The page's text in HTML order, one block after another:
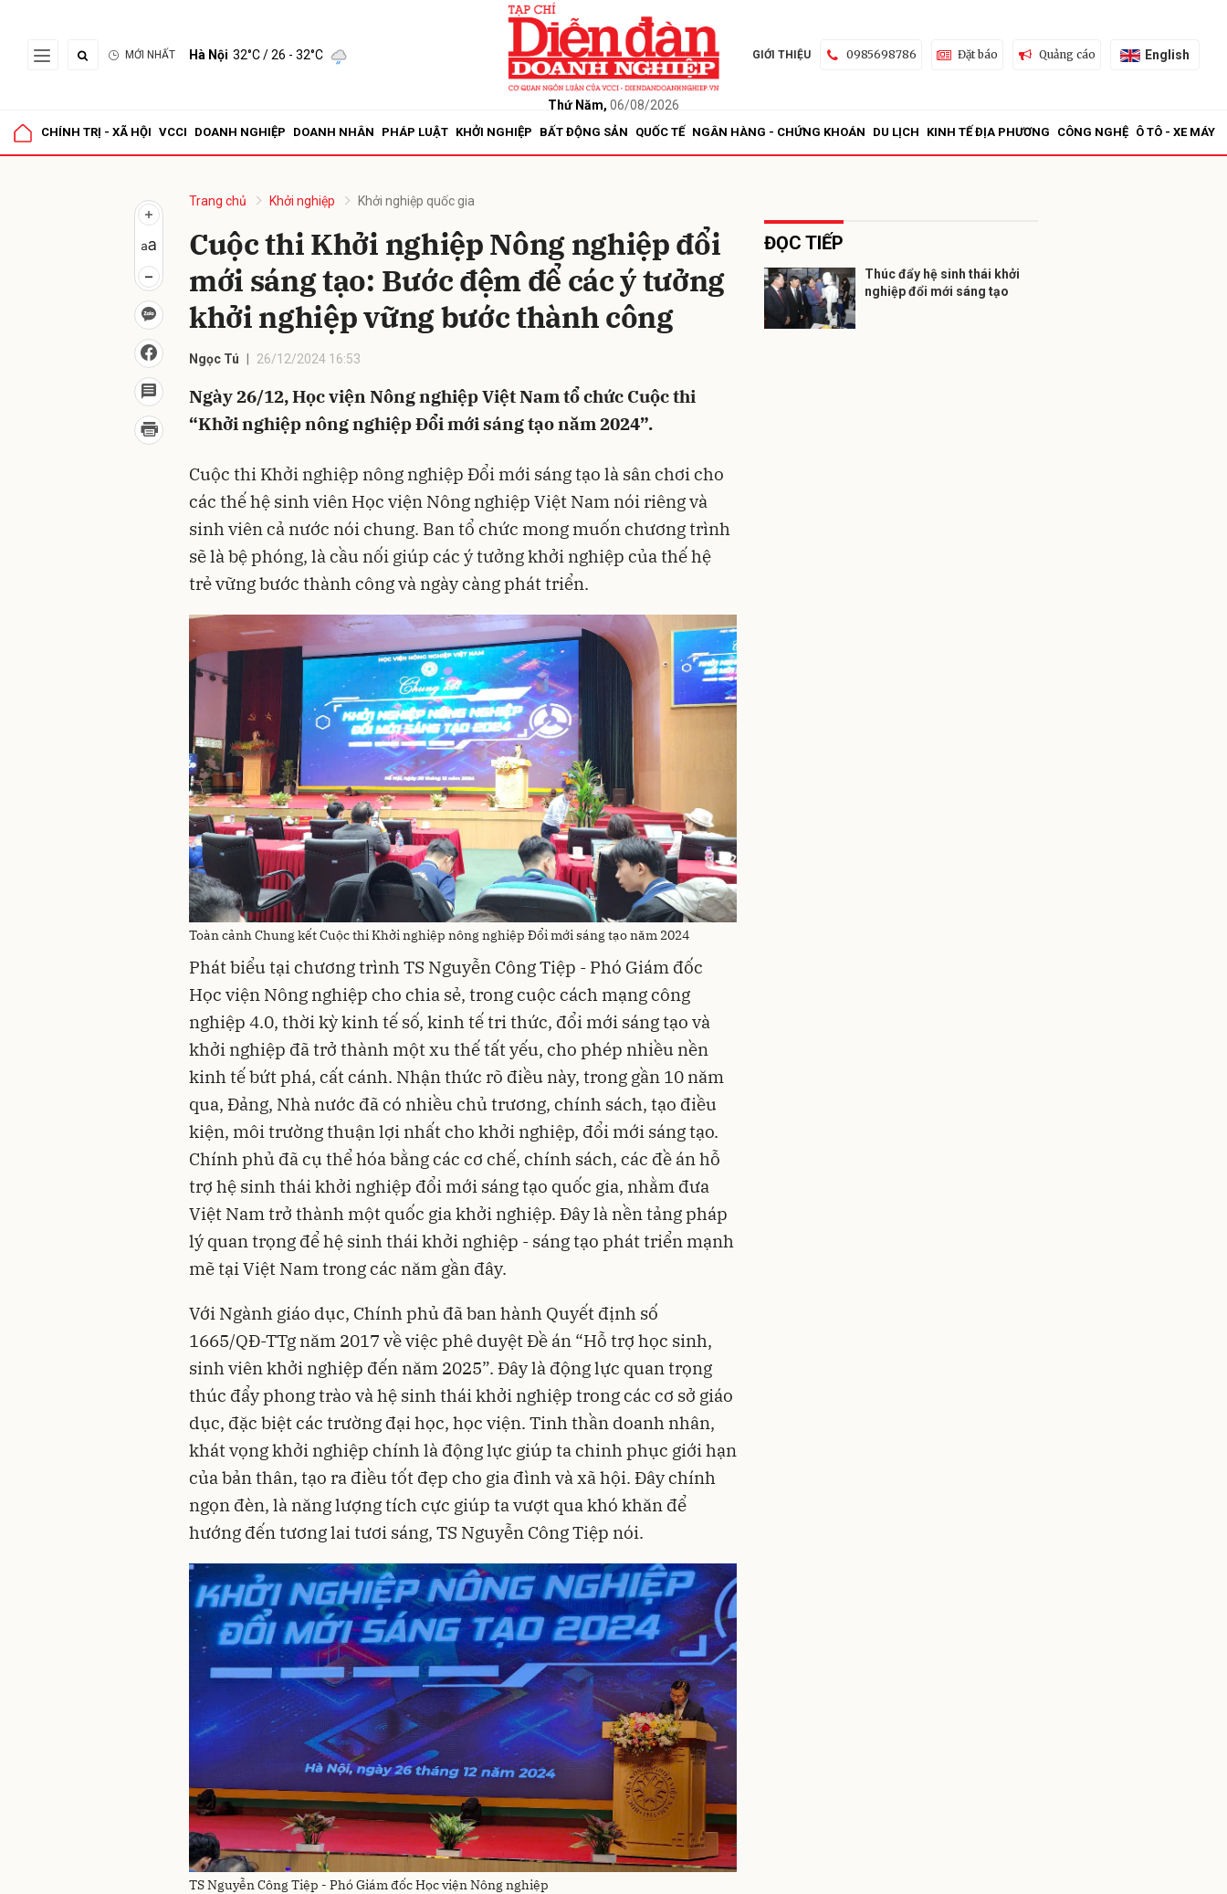
MỚI NHẤT Hà Nội 32°C/ 26 - 32°C
Thứ Năm, 06/08/2026
GIỚI THIỆU 0985698786 Đặt báo Quảng cáo English
CHÍNH TRỊ - XÃ HỘI VCCI DOANH NGHIỆP DOANH NHÂN PHÁP LUẬT KHỞI NGHIỆP BẤT ĐỘNG SẢN QUỐC TẾ NGÂN HÀNG - CHỨNG KHOÁN DU LỊCH KINH TẾ ĐỊA PHƯƠNG CÔNG NGHỆ Ô TÔ - XE MÁY
Trang chủ Khởi nghiệp Khởi nghiệp quốc gia
Cuộc thi Khởi nghiệp Nông nghiệp đổi
mới sáng tạo: Bước đệm để các ý tưởng
khởi nghiệp vững bước thành công
Ngọc Tú 26/12/2024 16:53
Ngày 26/12, Học viện Nông nghiệp Việt Nam tổ chức Cuộc thi
“Khởi nghiệp nông nghiệp Đổi mới sáng tạo năm 2024”.
Cuộc thi Khởi nghiệp nông nghiệp Đổi mới sáng tạo là sân chơi cho
các thế hệ sinh viên Học viện Nông nghiệp Việt Nam nói riêng và
sinh viên cả nước nói chung. Ban tổ chức mong muốn chương trình
sẽ là bệ phóng, là cầu nối giúp các ý tưởng khởi nghiệp của thế hệ
trẻ vững bước thành công và ngày càng phát triển.
Toàn cảnh Chung kết Cuộc thi Khởi nghiệp nông nghiệp Đổi mới sáng tạo năm 2024
Phát biểu tại chương trình TS Nguyễn Công Tiệp - Phó Giám đốc
Học viện Nông nghiệp cho chia sẻ, trong cuộc cách mạng công
nghiệp 4.0, thời kỳ kinh tế số, kinh tế tri thức, đổi mới sáng tạo và
khởi nghiệp đã trở thành một xu thế tất yếu, cho phép nhiều nền
kinh tế bứt phá, cất cánh. Nhận thức rõ điều này, trong gần 10 năm
qua, Đảng, Nhà nước đã có nhiều chủ trương, chính sách, tạo điều
kiện, môi trường thuận lợi nhất cho khởi nghiệp, đổi mới sáng tạo.
Chính phủ đã cụ thể hóa bằng các cơ chế, chính sách, các đề án hỗ
trợ hệ sinh thái khởi nghiệp đổi mới sáng tạo quốc gia, nhằm đưa
Việt Nam trở thành một quốc gia khởi nghiệp. Đây là nền tảng pháp
lý quan trọng để hệ sinh thái khởi nghiệp - sáng tạo phát triển mạnh
mẽ tại Việt Nam trong các năm gần đây.
Với Ngành giáo dục, Chính phủ đã ban hành Quyết định số
1665/QĐ-TTg năm 2017 về việc phê duyệt Đề án “Hỗ trợ học sinh,
sinh viên khởi nghiệp đến năm 2025”. Đây là động lực quan trọng
thúc đẩy phong trào và hệ sinh thái khởi nghiệp trong các cơ sở giáo
dục, đặc biệt các trường đại học, học viện. Tinh thần doanh nhân,
khát vọng khởi nghiệp chính là động lực giúp ta chinh phục giới hạn
của bản thân, tạo ra điều tốt đẹp cho gia đình và xã hội. Đây chính
ngọn đèn, là năng lượng tích cực giúp ta vượt qua khó khăn để
hướng đến tương lai tươi sáng, TS Nguyễn Công Tiệp nói.
TS Nguyễn Công Tiệp - Phó Giám đốc Học viện Nông nghiệp
ĐỌC TIẾP
Thúc đẩy hệ sinh thái khởi
nghiệp đổi mới sáng tạo
Gửi